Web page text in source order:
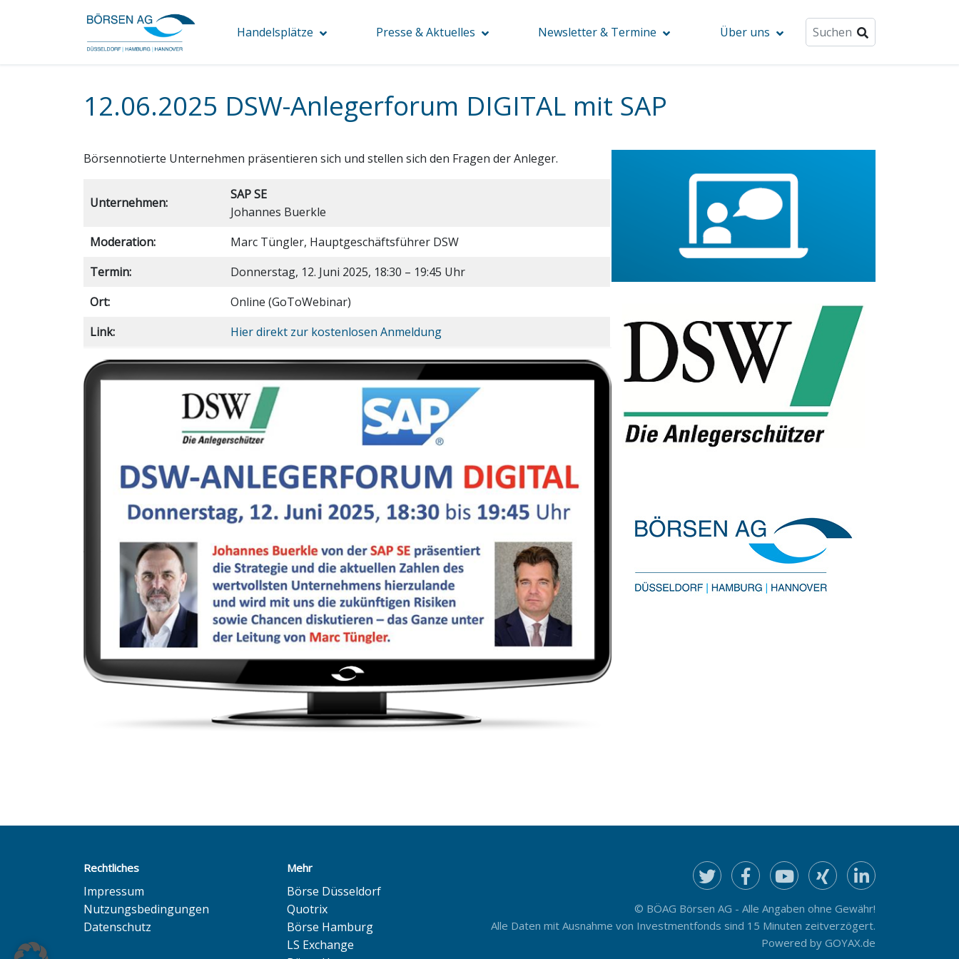
Handelsplätze Presse & Aktuelles Newsletter & Termine Über uns
12.06.2025 DSW-Anlegerforum DIGITAL mit SAP
Börsennotierte Unternehmen präsentieren sich und stellen sich den Fragen der Anleger.
Unternehmen:
SAP SE
Johannes Buerkle
Moderation:
Marc Tüngler, Hauptgeschäftsführer DSW
Termin:
Donnerstag, 12. Juni 2025, 18:30 – 19:45 Uhr
Ort:
Online (GoToWebinar)
Link:
Hier direkt zur kostenlosen Anmeldung
Rechtliches
Impressum
Nutzungsbedingungen
Datenschutz
Mehr
Börse Düsseldorf
Quotrix
Börse Hamburg
LS Exchange
© BÖAG Börsen AG - Alle Angaben ohne Gewähr!
Alle Daten mit Ausnahme von Investmentfonds sind 15 Minuten zeitverzögert.
Powered by GOYAX.de